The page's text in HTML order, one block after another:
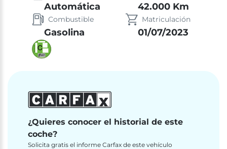
Automática 42.000 Km
Combustible
Gasolina
Matriculación
01/07/2023
¿Quieres conocer el historial de este
coche?
Solicita gratis el informe Carfax de este vehículo